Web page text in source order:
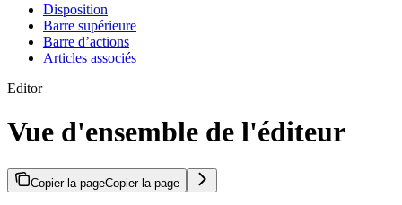
Disposition
Barre supérieure
Barre d’actions
Articles associés
Editor
Vue d'ensemble de l'éditeur
Copier la pageCopier la page